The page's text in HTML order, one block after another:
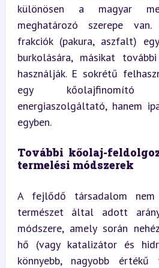
különösen a magyar
meghatározó szerepe
frakciók (pakura, aszfalt)
burkolására, másikat
használják. E sokrétű
egy kőolajfinomító
energiaszolgáltató, hanem
egyben.
További kőolaj-
termelési módszerek
A fejlődő társadalom
természet által adott
módszere, amely során
hő (vagy katalizátor és
könnyebb, nagyobb értékű